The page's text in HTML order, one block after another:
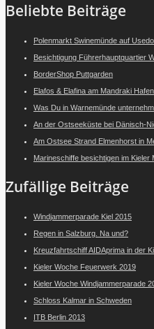
Beliebte Beiträge
Polenmarkt Swinemünde auf
Besichtigung Führerhauptquartier
BorderShop Puttgarden
Elafos & Elafina am Mandraki
Was Du in Warnemünde
An der Ostseeküste bei Dänisch-
Am Ostsee Strand Elmenhorst in
Marineschiffe besichtigen im Kieler
Zufällige Beiträge
Windjammerparade Kiel 2015
Regen in Salzburg. Na und?
Kreuzfahrtschiff AIDAprima in der
Kieler Woche Feuerwerk 2019
Kieler Woche Windjammerparade
Schloss Kalmar in Schweden
ITB Berlin 2013